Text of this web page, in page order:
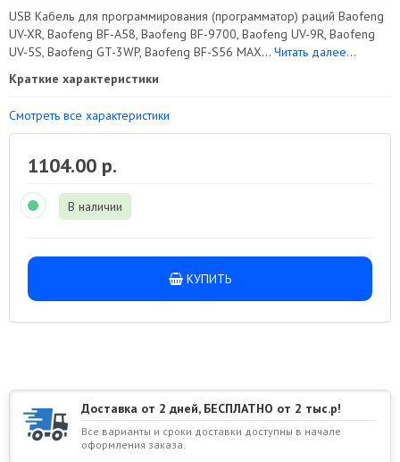
USB Кабель для программирования (программатор) раций Baofeng
UV-XR, Baofeng BF-A58, Baofeng BF-9700, Baofeng UV-9R, Baofeng
UV-5S, Baofeng GT-3WP, Baofeng BF-S56 MAX... Читать далее...
Краткие характеристики
Смотреть все характеристики
1104.00 р.
В наличии
КУПИТЬ
Доставка от 2 дней, БЕСПЛАТНО от 2 тыс.р!
Все варианты и сроки доставки доступны в начале
оформления заказа.